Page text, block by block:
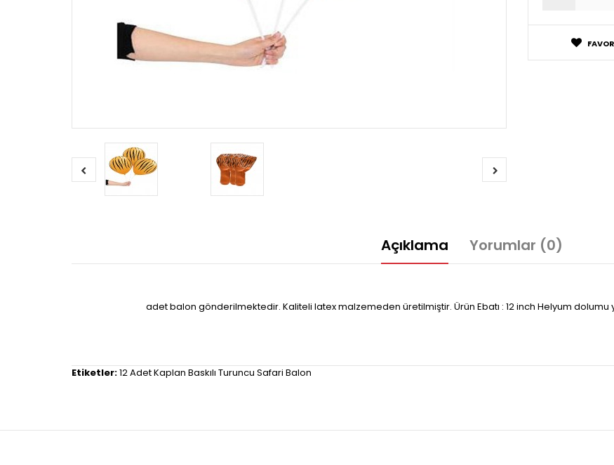
Açıklama Yorumlar (0)
adet balon gönderilmektedir. Kaliteli latex malzemeden üretilmiştir. Ürün Ebatı : 12 inch Helyum
Etiketler:12 Adet Kaplan Baskılı Turuncu Safari Balon